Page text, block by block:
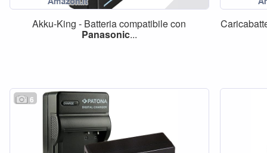
Akku-King - Batteria compatibile con
Panasonic...
6